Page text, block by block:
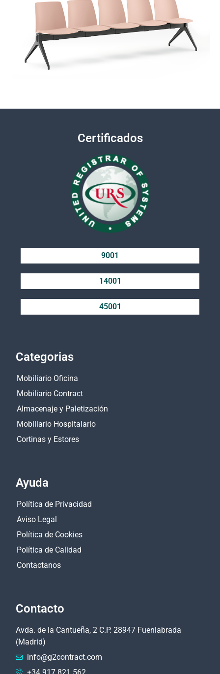
Certificados
9001
14001
45001
Categorias
Mobiliario Oficina
Mobiliario Contract
Almacenaje y Paletización
Mobiliario Hospitalario
Cortinas y Estores
Ayuda
Política de Privacidad
Aviso Legal
Política de Cookies
Política de Calidad
Contactanos
Contacto
Avda. de la Cantueña, 2 C.P. 28947 Fuenlabrada
(Madrid)
info@g2contract.com